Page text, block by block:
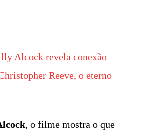
Alcock revela conexão
Reeve, o eterno
, o filme mostra o que